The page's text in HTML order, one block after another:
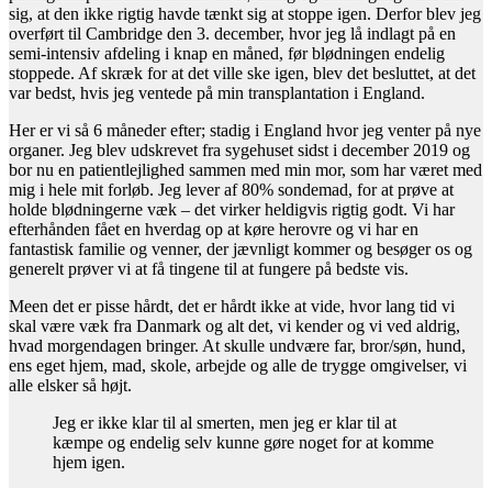
sig, at den ikke rigtig havde tænkt sig at stoppe igen. Derfor blev jeg
overført til Cambridge den 3. december, hvor jeg lå indlagt på en
semi-intensiv afdeling i knap en måned, før blødningen endelig
stoppede. Af skræk for at det ville ske igen, blev det besluttet, at det
var bedst, hvis jeg ventede på min transplantation i England.
Her er vi så 6 måneder efter; stadig i England hvor jeg venter på nye
organer. Jeg blev udskrevet fra sygehuset sidst i december 2019 og
bor nu en patientlejlighed sammen med min mor, som har været med
mig i hele mit forløb. Jeg lever af 80% sondemad, for at prøve at
holde blødningerne væk – det virker heldigvis rigtig godt. Vi har
efterhånden fået en hverdag op at køre herovre og vi har en
fantastisk familie og venner, der jævnligt kommer og besøger os og
generelt prøver vi at få tingene til at fungere på bedste vis.
Meen det er pisse hårdt, det er hårdt ikke at vide, hvor lang tid vi
skal være væk fra Danmark og alt det, vi kender og vi ved aldrig,
hvad morgendagen bringer. At skulle undvære far, bror/søn, hund,
ens eget hjem, mad, skole, arbejde og alle de trygge omgivelser, vi
alle elsker så højt.
Jeg er ikke klar til al smerten, men jeg er klar til at
kæmpe og endelig selv kunne gøre noget for at komme
hjem igen.